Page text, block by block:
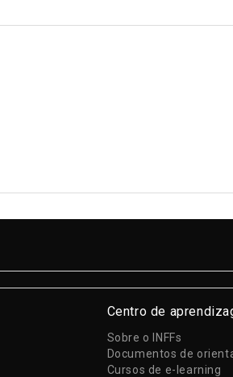
Centro de
Sobre o INFFs
Documentos de
Cursos de e-learning